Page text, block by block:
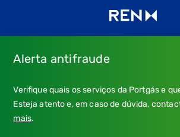
a nossaPolítica de
* Emergência Gás: 24 horas,
** Atendimento: dias úteis, 9h-21h;
Alerta antifraude
Verifique quais os serviços da Portgás e
Esteja atento e, em caso de dúvida,
mais.